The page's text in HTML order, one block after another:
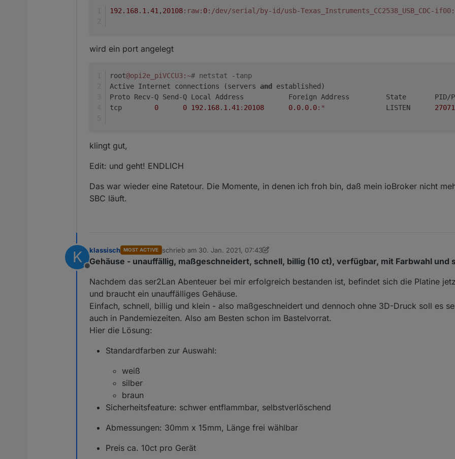
192.168. 1.41 , 20108:raw: 0:/dev/serial/by-id/usb-Texas_Instruments_CC2538_USB_CDC-if00:
wird ein port angelegt
root@opi2e_piVCCU3 :~# netstat -tanp
Active Internet connections (servers and
established)
Proto Recv-Q Send-Q Local Address           Foreign Address         State       PID/
tcp 0 0 192.168. 1.41 : 20108 0.0. 0.0:*
               LISTEN
27071
klingt gut,
Edit: und geht! ENDLICH
Das war wieder eine Ratetour. Die Momente, in denen ich froh bin, daß mein ioBroker nicht
SBC läuft.
K
Offline
klassisch MOST ACTIVE schrieb am 30. Jan. 2021, 07:43
zuletzt editiert von klassisch
Gehäuse - unauffällig, maßgeschneidert, schnell, billig (10 ct), verfügbar, mit Farbwahl und
Nachdem das ser2Lan Abenteuer bei mir erfolgreich bestanden ist, befindet sich die Platine
und braucht ein unauffälliges Gehäuse.
Einfach, schnell, billig und klein - also maßgeschneidert und dennoch ohne 3D-Druck soll es
auch in Pandemiezeiten. Also am Besten schon im Bastelvorrat.
Hier die Lösung:
Standardfarben zur Auswahl:
weiß
silber
braun
Sicherheitsfeature: schwer entflammbar, selbstverlöschend
Abmessungen: 30mm x 15mm, Länge frei wählbar
Preis ca. 10ct pro Gerät